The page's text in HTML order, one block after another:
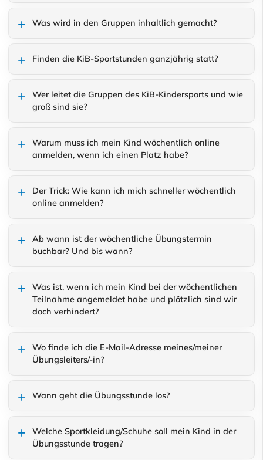
Was wird in den Gruppen inhaltlich gemacht?
Finden die KiB-Sportstunden ganzjährig statt?
Wer leitet die Gruppen des KiB-Kindersports und wie
groß sind sie?
Warum muss ich mein Kind wöchentlich online
anmelden, wenn ich einen Platz habe?
Der Trick: Wie kann ich mich schneller wöchentlich
online anmelden?
Ab wann ist der wöchentliche Übungstermin
buchbar? Und bis wann?
Was ist, wenn ich mein Kind bei der wöchentlichen
Teilnahme angemeldet habe und plötzlich sind wir
doch verhindert?
Wo finde ich die E-Mail-Adresse meines/meiner
Übungsleiters/-in?
Wann geht die Übungsstunde los?
Welche Sportkleidung/Schuhe soll mein Kind in der
Übungsstunde tragen?